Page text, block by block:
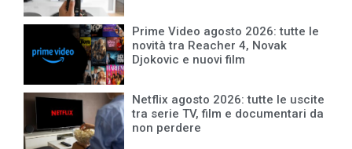
Prime Video agosto 2026: tutte le
novità tra Reacher 4, Novak
Djokovic e nuovi film
Netflix agosto 2026: tutte le uscite
tra serie TV, film e documentari da
non perdere